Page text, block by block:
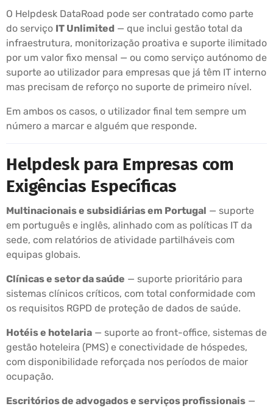
O Helpdesk DataRoad pode ser contratado como parte
do serviço IT Unlimited — que inclui gestão total da
infraestrutura, monitorização proativa e suporte ilimitado
por um valor fixo mensal — ou como serviço autónomo de
suporte ao utilizador para empresas que já têm IT interno
mas precisam de reforço no suporte de primeiro nível.
Em ambos os casos, o utilizador final tem sempre um
número a marcar e alguém que responde.
Helpdesk para Empresas com
Exigências Específicas
Multinacionais e subsidiárias em Portugal — suporte
em português e inglês, alinhado com as políticas IT da
sede, com relatórios de atividade partilháveis com
equipas globais.
Clínicas e setor da saúde — suporte prioritário para
sistemas clínicos críticos, com total conformidade com
os requisitos RGPD de proteção de dados de saúde.
Hotéis e hotelaria — suporte ao front-office, sistemas de
gestão hoteleira (PMS) e conectividade de hóspedes,
com disponibilidade reforçada nos períodos de maior
ocupação.
Escritórios de advogados e serviços profissionais —